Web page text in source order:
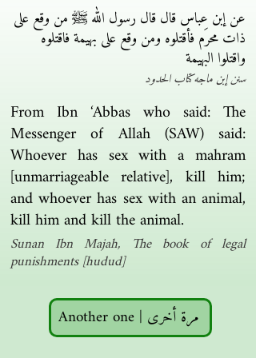
عن إبن عباس قال قال رسول الله ﷺ من وقع على
ذات محرَم فأقتلوه ومن وقع على بهيمة فاقتلوه
واقتلوا البهيمة
سنن إبن ماجه كتاب الحدود
From Ibn ‘Abbas who said: The
Messenger of Allah (SAW) said:
Whoever has sex with a mahram
[unmarriageable relative], kill him;
and whoever has sex with an animal,
kill him and kill the animal.
Sunan Ibn Majah, The book of legal
punishments [hudud]
Another one | مرة أخرى